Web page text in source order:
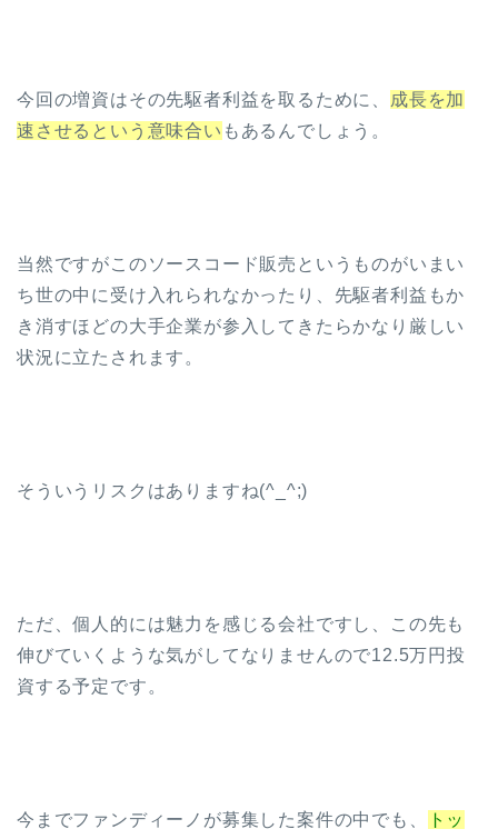
今回の増資はその先駆者利益を取るために、
成長を加
速させるという意味合い もあるんでしょう。
当然ですがこのソースコード販売というものがいまい
ち世の中に受け入れられなかったり、先駆者利益もか
き消すほどの大手企業が参入してきたらかなり厳しい
状況に立たされます。
そういうリスクはありますね(^_^;)
ただ、個人的には魅力を感じる会社ですし、この先も
伸びていくような気がしてなりませんので12.5万円投
資する予定です。
今までファンディーノが募集した案件の中でも、
トッ